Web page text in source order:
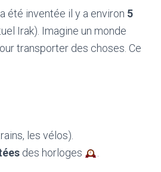
été inventée il y a environ 5
Irak). Imagine un monde
transporter des choses. Ce
les vélos).
des horloges